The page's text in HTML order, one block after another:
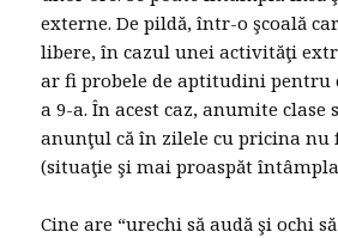
externe. De pildă, într-o şcoală
libere, în cazul unei activităţi
ar fi probele de aptitudini pentru
a 9-a. În acest caz, anumite clase
anunţul că în zilele cu pricina nu
(situaţie şi mai proaspăt
Cine are “urechi să audă şi ochi